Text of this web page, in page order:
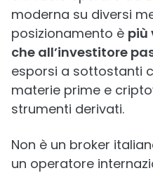
moderna su diversi
posizionamento è più
che all’investitore
esporsi a sottostanti
materie prime e
strumenti derivati.
Non è un broker
un operatore